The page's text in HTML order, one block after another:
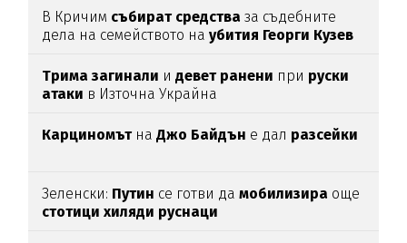
В Кричим събират средства за съдебните
дела на семейството наубития Георги Кузев
Трима загинали идевет ранени при руски
атаки в Източна Украйна
КарциномътнаДжо Байдън е дал разсейки
Зеленски: Путин се готви дамобилизира още
стотици хиляди руснаци